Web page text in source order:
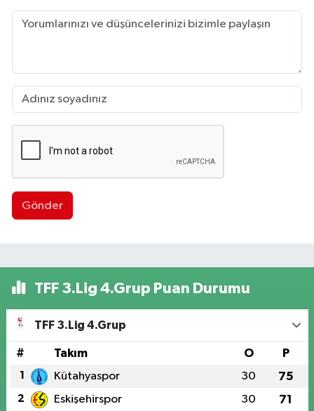
Gönder
TFF 3.Lig 4.Grup Puan Durumu
TFF 3.Lig 4.Grup
# Takım O P
1 Kütahyaspor 30 75
2 Eskişehirspor 30 71